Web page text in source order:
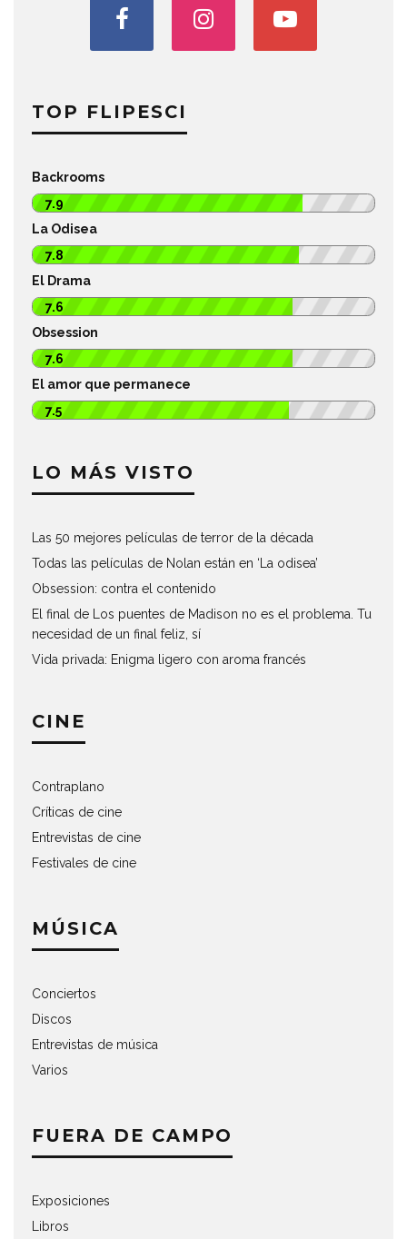
TOP FLIPESCI
Backrooms
7.9
La Odisea
7.8
El Drama
7.6
Obsession
7.6
El amor que permanece
7.5
LO MÁS VISTO
Las 50 mejores películas de terror de la década
Todas las películas de Nolan están en ‘La odisea’
Obsession: contra el contenido
El final de Los puentes de Madison no es el problema. Tu
necesidad de un final feliz, sí
Vida privada: Enigma ligero con aroma francés
CINE
Contraplano
Críticas de cine
Entrevistas de cine
Festivales de cine
MÚSICA
Conciertos
Discos
Entrevistas de música
Varios
FUERA DE CAMPO
Exposiciones
Libros